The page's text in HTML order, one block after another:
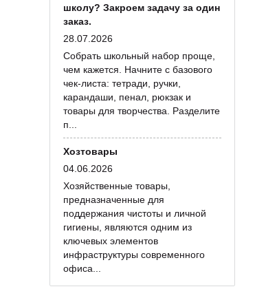
школу? Закроем задачу за один
заказ.
28.07.2026
Собрать школьный набор проще,
чем кажется. Начните с базового
чек-листа: тетради, ручки,
карандаши, пенал, рюкзак и
товары для творчества. Разделите
п...
Хозтовары
04.06.2026
Хозяйственные товары,
предназначенные для
поддержания чистоты и личной
гигиены, являются одним из
ключевых элементов
инфраструктуры современного
офиса...